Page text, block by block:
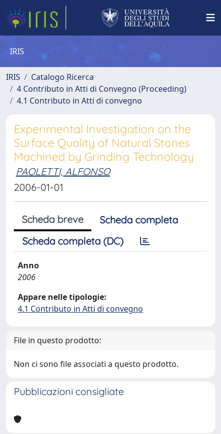
IRIS
IRIS
Catalogo Ricerca
4 Contributo in Atti di Convegno (Proceeding)
4.1 Contributo in Atti di convegno
Experimental Investigation on the
Surface Quality of Natural Stones
Machined by Grinding Technology
PAOLETTI, ALFONSO
2006-01-01
Scheda breve
Scheda completa
Scheda completa (DC)
Anno
2006
Appare nelle tipologie:
4.1 Contributo in Atti di convegno
File in questo prodotto:
Non ci sono file associati a questo prodotto.
Pubblicazioni consigliate